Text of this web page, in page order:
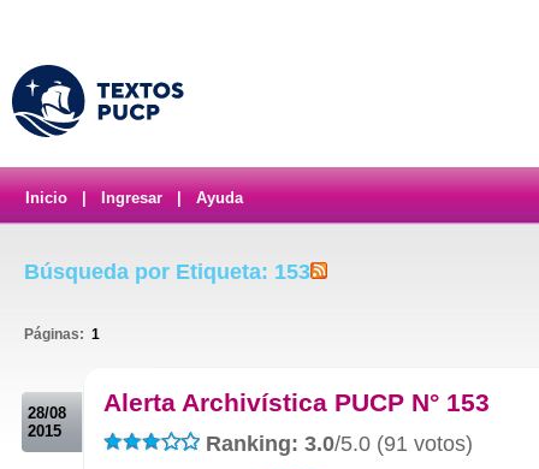
Inicio Ingresar Ayuda
Búsqueda por Etiqueta: 153
Páginas: 1
28/08
2015
Alerta Archivística PUCP N° 153
Ranking: 3.0/5.0 (91 votos)